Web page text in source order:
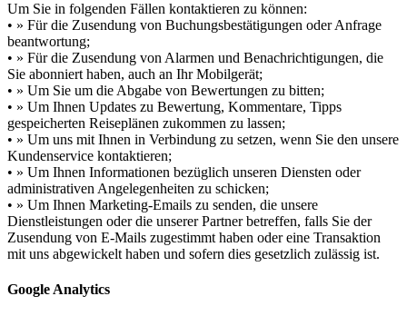
Um Sie in folgenden Fällen kontaktieren zu können:
• » Für die Zusendung von Buchungsbestätigungen oder Anfrage
beantwortung;
• » Für die Zusendung von Alarmen und Benachrichtigungen, die
Sie abonniert haben, auch an Ihr Mobilgerät;
• » Um Sie um die Abgabe von Bewertungen zu bitten;
• » Um Ihnen Updates zu Bewertung, Kommentare, Tipps
gespeicherten Reiseplänen zukommen zu lassen;
• » Um uns mit Ihnen in Verbindung zu setzen, wenn Sie den unsere
Kundenservice kontaktieren;
• » Um Ihnen Informationen bezüglich unseren Diensten oder
administrativen Angelegenheiten zu schicken;
• » Um Ihnen Marketing-Emails zu senden, die unsere
Dienstleistungen oder die unserer Partner betreffen, falls Sie der
Zusendung von E-Mails zugestimmt haben oder eine Transaktion
mit uns abgewickelt haben und sofern dies gesetzlich zulässig ist.
Google Analytics